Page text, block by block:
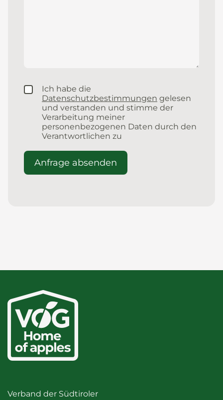
Ich habe die
Datenschutzbestimmungen gelesen
und verstanden und stimme der
Verarbeitung meiner
personenbezogenen Daten durch den
Verantwortlichen zu
Verband der Südtiroler